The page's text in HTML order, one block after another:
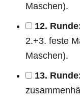
Maschen).
12.
2.+3. feste
Maschen).
13.